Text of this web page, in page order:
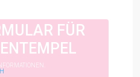
FÜR